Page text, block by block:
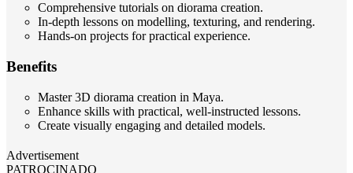
Comprehensive tutorials on diorama creation.
In-depth lessons on modelling, texturing, and rendering.
Hands-on projects for practical experience.
Benefits
Master 3D diorama creation in Maya.
Enhance skills with practical, well-instructed lessons.
Create visually engaging and detailed models.
Advertisement
PATROCINADO